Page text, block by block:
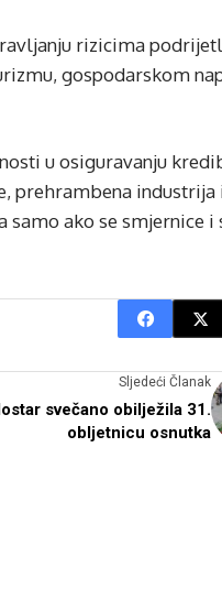
rizicima
gospodarskom
u osiguravanju
prehrambena industrija
samo ako se smjernice i
Sljedeći Članak
svečano obilježila 31.
obljetnicu osnutka